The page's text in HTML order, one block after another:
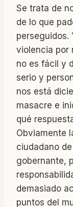
Se trata de
de lo que
perseguidos.
violencia por
no es fácil y
serio y
nos está
masacre e
qué
Obviamente
ciudadano
gobernante,
demasiado
puntos del